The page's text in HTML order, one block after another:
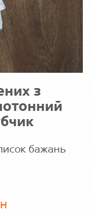
з
бажань